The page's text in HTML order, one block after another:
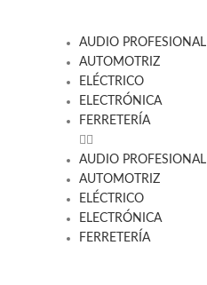
AUDIO PROFESIONAL
AUTOMOTRIZ
ELÉCTRICO
ELECTRÓNICA
FERRETERÍA
AUDIO PROFESIONAL
AUTOMOTRIZ
ELÉCTRICO
ELECTRÓNICA
FERRETERÍA